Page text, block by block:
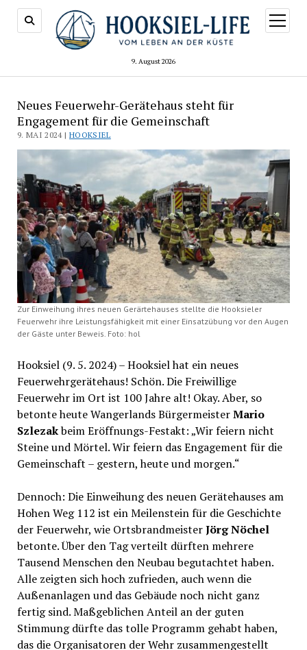
9. August 2026
Menü
öffnen
Neues Feuerwehr-Gerätehaus steht für
Engagement für die Gemeinschaft
9. MAI 2024 | HOOKSIEL
Zur Einweihung ihres neuen Gerärtehauses stellte die Hooksieler
Feuerwehr ihre Leistungsfähigkeit mit einer Einsatzübung vor den Augen
der Gäste unter Beweis. Foto: hol
Hooksiel (9. 5. 2024) – Hooksiel hat ein neues
Feuerwehrgerätehaus! Schön. Die Freiwillige
Feuerwehr im Ort ist 100 Jahre alt! Okay. Aber, so
betonte heute Wangerlands BürgermeisterMario
Szlezakbeim Eröffnungs-Festakt: „Wir feiern nicht
Steine und Mörtel. Wir feiern das Engagement für die
Gemeinschaft – gestern, heute und morgen.“
Dennoch: Die Einweihung des neuen Gerätehauses am
Hohen Weg 112 ist ein Meilenstein für die Geschichte
der Feuerwehr, wie OrtsbrandmeisterJörg Nöchel
betonte. Über den Tag verteilt dürften mehrere
Tausend Menschen den Neubau begutachtet haben.
Alle zeigten sich hoch zufrieden, auch wenn die
Außenanlagen und das Gebäude noch nicht ganz
fertig sind. Maßgeblichen Anteil an der guten
Stimmung dürfte das tolle Programm gehabt haben,
das die Organisatoren der Wehr zusammengestellt